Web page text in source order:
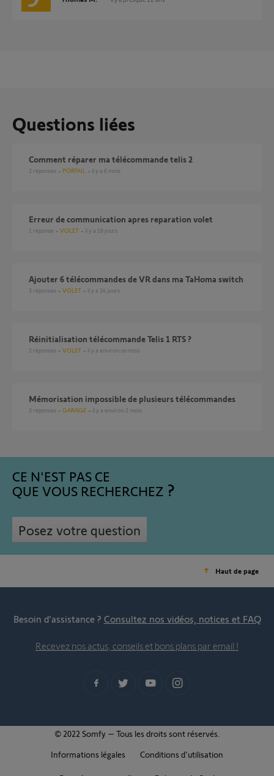
Questions liées
comment réparer ma télécommande telis 2
2 réponses PORTAIL il y a 6 mois
erreur de communication apres reparation volet
1 réponse VOLET il y a 18 jours
Ajouter 6 télécommandes de VR dans ma TaHoma switch
3 réponses VOLET il y a 24 jours
réinitialisation télécommande Telis 1 RTS ?
2 réponses VOLET il y a environ un mois
Mémorisation impossible de plusieurs télécommandes
3 réponses GARAGE il y a environ 2 mois
CE N'EST PAS CE
QUE VOUS RECHERCHEZ
Posez votre question
Haut de page
Besoin d’assistance ? Consultez nos vidéos, notices et FAQ
Recevez nos actus, conseils et bons plans par email !
© 2022 Somfy – Tous les droits sont réservés.
Informations légales
Conditions d'utilisation